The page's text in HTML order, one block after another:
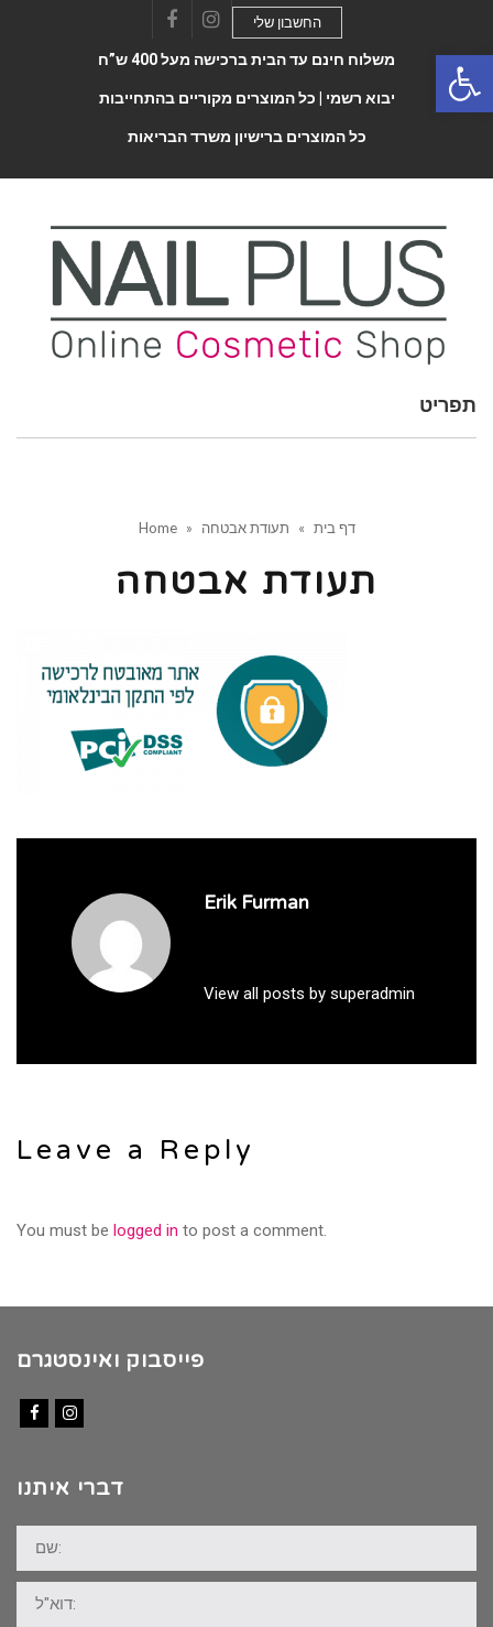
FacebookInstagram
החשבון שלי
משלוח חינם עד הבית ברכישה מעל 400 ש”ח
יבוא רשמי | כל המוצרים מקוריים בהתחייבות
כל המוצרים ברישיון משרד הבריאות
Toggle
תפריט
Home » דף בית » תעודת אבטחה
תעודת אבטחה
Erik Furman
View all posts by superadmin
Leave a Reply
You must be logged in to post a comment.
פייסבוק ואינסטגרם
דברי איתנו
שם:
דוא"ל: